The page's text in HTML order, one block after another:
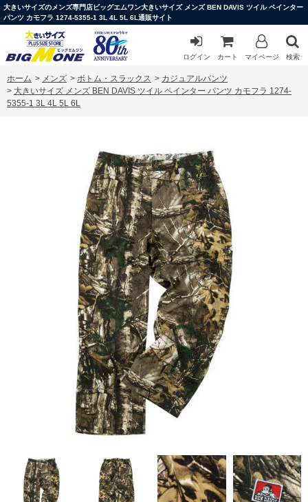
大きいサイズのメンズ専門店ビッグエムワン大きいサイズ メンズ BEN DAVIS ツイル ペインター
パンツ カモフラ 1274-5355-1 3L 4L 5L 6L通販サイト
ログイン カート マイページ 検索
ホーム > メンズ > ボトム・スラックス > カジュアルパンツ
> 大きいサイズ メンズ BEN DAVIS ツイル ペインター パンツ カモフラ 1274-
5355-1 3L 4L 5L 6L